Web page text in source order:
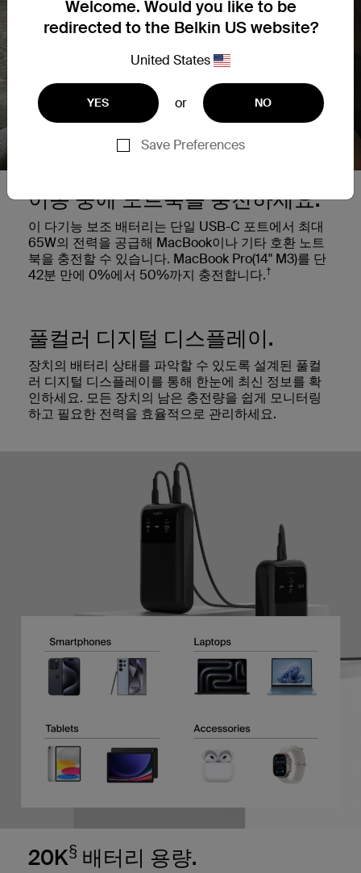
Welcome. Would you like to be
redirected to the Belkin US website?
United States
YES or NO
Save Preferences
이동 중에 노트북을 충전하세요.
이 다기능 보조 배터리는 단일 USB-C 포트에서 최대
65W의 전력을 공급해 MacBook이나 기타 호환 노트
북을 충전할 수 있습니다. MacBook Pro(14" M3)를 단
42분 만에 0%에서 50%까지 충전합니다.†
풀컬러 디지털 디스플레이.
장치의 배터리 상태를 파악할 수 있도록 설계된 풀컬
러 디지털 디스플레이를 통해 한눈에 최신 정보를 확
인하세요. 모든 장치의 남은 충전량을 쉽게 모니터링
하고 필요한 전력을 효율적으로 관리하세요.
20K§ 배터리 용량.